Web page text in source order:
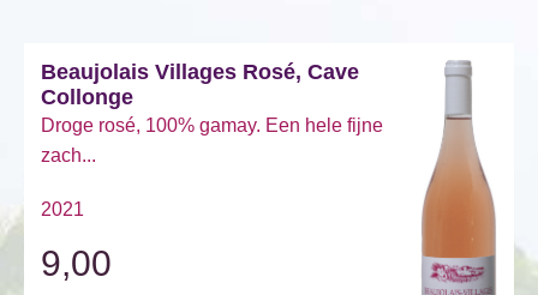
Beaujolais Villages Rosé, Cave
Collonge
Droge rosé, 100% gamay. Een hele fijne
zach...
2021
9,00